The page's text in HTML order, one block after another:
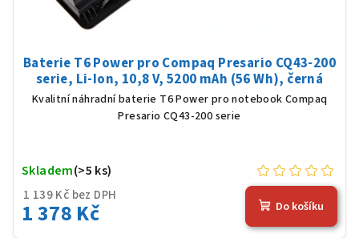
Baterie T6 Power pro Compaq Presario CQ43-200
serie, Li-Ion, 10,8 V, 5200 mAh (56 Wh), černá
Kvalitní náhradní baterie T6 Power pro notebook Compaq
Presario CQ43-200 serie
1 139 Kč bez DPH
1 378 Kč
Skladem(>5 ks)
Do košíku